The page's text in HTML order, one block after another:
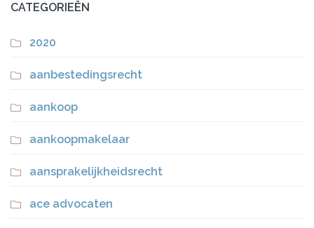
CATEGORIEËN
2020
aanbestedingsrecht
aankoop
aankoopmakelaar
aansprakelijkheidsrecht
ace advocaten